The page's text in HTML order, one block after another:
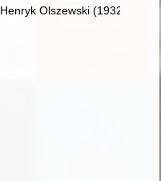
Henryk Olszewski (1932-2021)